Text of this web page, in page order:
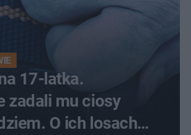
17-latka.
zadali mu ciosy
O ich losach